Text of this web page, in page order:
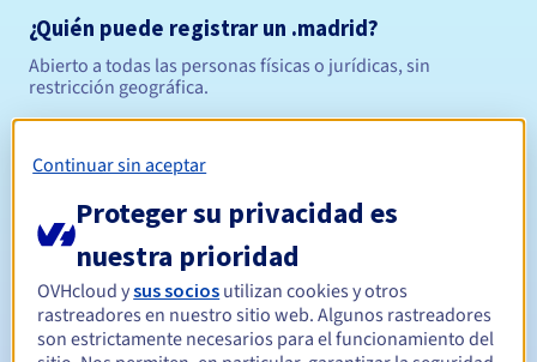
¿Quién puede registrar un .madrid?
Abierto a todas las personas físicas o jurídicas, sin
restricción geográfica.
Período de registro
Período de renovación Entre 1 y 10 años
Continuar sin aceptar
Proteger su privacidad es
nuestra prioridad
OVHcloud ysus socios utilizan cookies y otros
rastreadores en nuestro sitio web. Algunos rastreadores
son estrictamente necesarios para el funcionamiento del